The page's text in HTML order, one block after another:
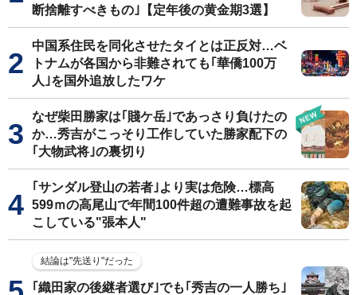
断捨離すべきもの｣【定年後の黄金期3選】
中国系住民を同化させたタイとは正反対…ベ
トナムが各国から非難されても｢華僑100万
人｣を国外追放したワケ
なぜ柴田勝家は｢賤ケ岳｣であっさり負けたの
か…秀吉がこっそり工作していた勝家配下の
｢大物武将｣の裏切り
｢サンダル登山の若者｣より実は危険…標高
599ｍの高尾山で年間100件超の遭難事故を起
こしている"張本人"
結論は"先送り"だった
｢織田家の後継者選び｣でも｢秀吉の一人勝ち｣